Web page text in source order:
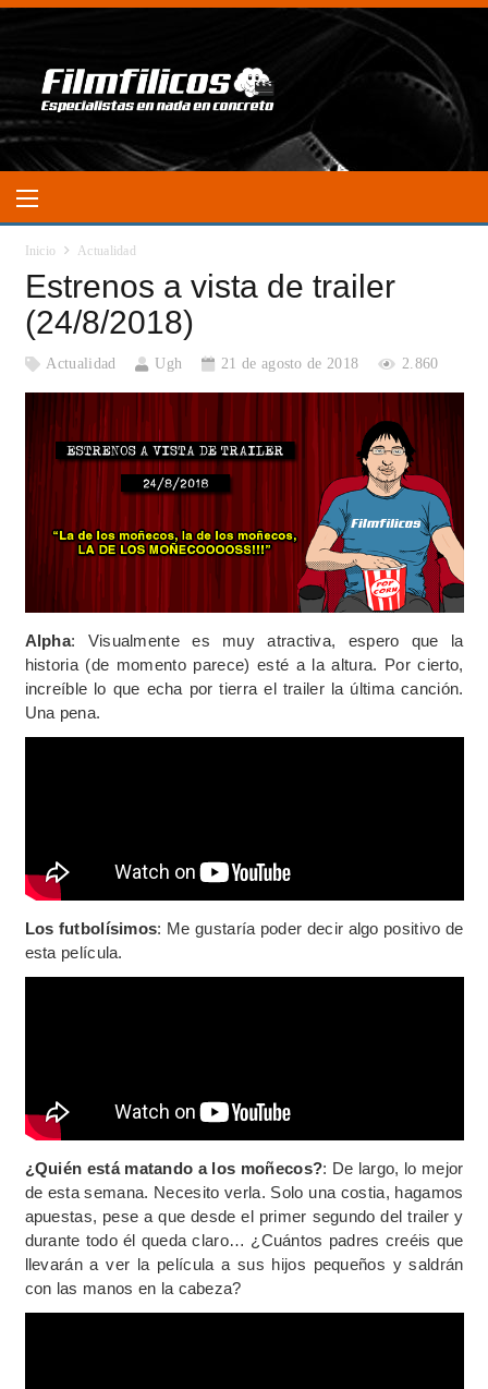
Inicio Actualidad
Estrenos a vista de trailer
(24/8/2018)
Actualidad Ugh 21 de agosto de 2018 2.860
Alpha: Visualmente es muy atractiva, espero que la
historia (de momento parece) esté a la altura. Por cierto,
increíble lo que echa por tierra el trailer la última canción.
Una pena.
Los futbolísimos: Me gustaría poder decir algo positivo de
esta película.
¿Quién está matando a los moñecos?: De largo, lo mejor
de esta semana. Necesito verla. Solo una costia, hagamos
apuestas, pese a que desde el primer segundo del trailer y
durante todo él queda claro… ¿Cuántos padres creéis que
llevarán a ver la película a sus hijos pequeños y saldrán
con las manos en la cabeza?